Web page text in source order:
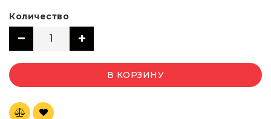
Количество
В КОРЗИНУ